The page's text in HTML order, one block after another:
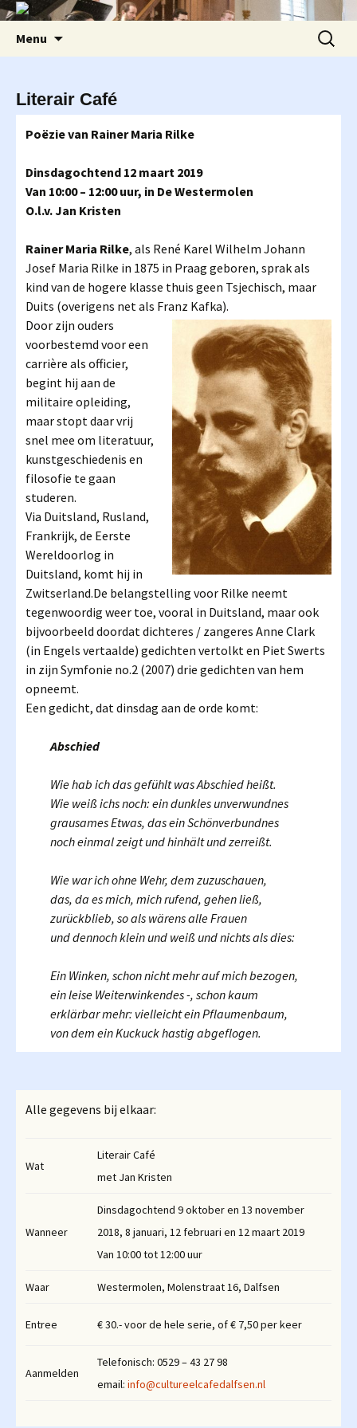
Menu
Zoeken
naar:
Literair Café
Poëzie van Rainer Maria Rilke
Dinsdagochtend 12 maart 2019
Van 10:00 – 12:00 uur, in De Westermolen
O.l.v. Jan Kristen
Rainer Maria Rilke, als René Karel Wilhelm Johann
Josef Maria Rilke in 1875 in Praag geboren, sprak als
kind van de hogere klasse thuis geen Tsjechisch, maar
Duits (overigens net als Franz Kafka).
Door zijn ouders
voorbestemd voor een
carrière als officier,
begint hij aan de
militaire opleiding,
maar stopt daar vrij
snel mee om literatuur,
kunstgeschiedenis en
filosofie te gaan
studeren.
Via Duitsland, Rusland,
Frankrijk, de Eerste
Wereldoorlog in
Duitsland, komt hij in
Zwitserland.De belangstelling voor Rilke neemt
tegenwoordig weer toe, vooral in Duitsland, maar ook
bijvoorbeeld doordat dichteres / zangeres Anne Clark
(in Engels vertaalde) gedichten vertolkt en Piet Swerts
in zijn Symfonie no.2 (2007) drie gedichten van hem
opneemt.
Een gedicht, dat dinsdag aan de orde komt:
Abschied
Wie hab ich das gefühlt was Abschied heißt.
Wie weiß ichs noch: ein dunkles unverwundnes
grausames Etwas, das ein Schönverbundnes
noch einmal zeigt und hinhält und zerreißt.
Wie war ich ohne Wehr, dem zuzuschauen,
das, da es mich, mich rufend, gehen ließ,
zurückblieb, so als wärens alle Frauen
und dennoch klein und weiß und nichts als dies:
Ein Winken, schon nicht mehr auf mich bezogen,
ein leise Weiterwinkendes -, schon kaum
erklärbar mehr: vielleicht ein Pflaumenbaum,
von dem ein Kuckuck hastig abgeflogen.
Alle gegevens bij elkaar:
Wat
Literair Café
met Jan Kristen
Wanneer
Dinsdagochtend 9 oktober en 13 november
2018, 8 januari, 12 februari en 12 maart 2019
Van 10:00 tot 12:00 uur
Waar Westermolen, Molenstraat 16, Dalfsen
Entree € 30.- voor de hele serie, of € 7,50 per keer
Aanmelden
Telefonisch: 0529 – 43 27 98
email: info@cultureelcafedalfsen.nl